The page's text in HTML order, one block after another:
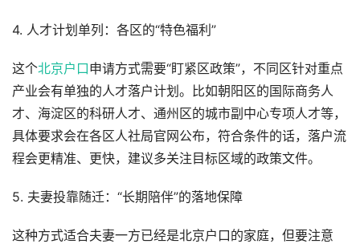
4. 人才计划单列：各区的“特色福利”
这个北京户口申请方式需要“盯紧区政策”，不同区针对重点
产业会有单独的人才落户计划。比如朝阳区的国际商务人
才、海淀区的科研人才、通州区的城市副中心专项人才等，
具体要求会在各区人社局官网公布，符合条件的话，落户流
程会更精准、更快，建议多关注目标区域的政策文件。
5. 夫妻投靠随迁：“长期陪伴”的落地保障
这种方式适合夫妻一方已经是北京户口的家庭，但要注意